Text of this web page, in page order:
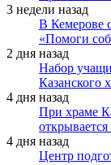
3 недели назад
В Кемерове
«Помоги
2 дня назад
Набор
Казанского
4 дня назад
При храме
4 дня назад
Центр